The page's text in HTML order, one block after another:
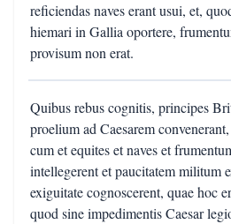
reficiendas naves erant usui, et,
hiemari in Gallia oportere,
provisum non erat.
Quibus rebus cognitis, principes
proelium ad Caesarem
cum et equites et naves et
intellegerent et paucitatem militum
exiguitate cognoscerent, quae hoc
quod sine impedimentis Caesar